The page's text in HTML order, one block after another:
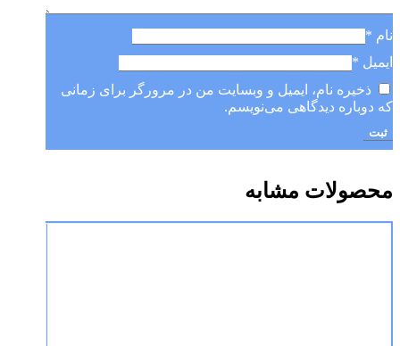
نام *
ایمیل *
ذخیره نام، ایمیل و وبسایت من در مرورگر برای زمانی
که دوباره دیدگاهی می‌نویسم.
محصولات مشابه